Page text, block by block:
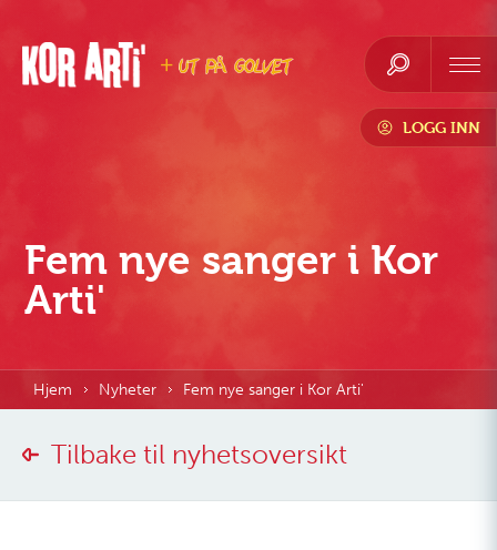
LOGG INN
Hjem Nyheter Fem nye sanger i Kor Arti'
Fem nye sanger i Kor
Arti'
Tilbake til nyhetsoversikt